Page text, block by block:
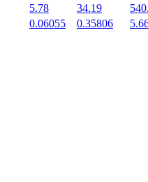
5.78 34.19
0.06055 0.35806